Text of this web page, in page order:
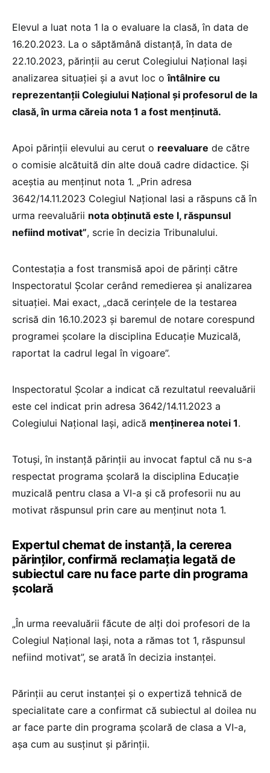
Elevul a luat nota 1 la o evaluare la clasă, în data de
16.20.2023. La o săptămână distanță, în data de
22.10.2023, părinții au cerut Colegiului Național Iași
analizarea situației și a avut loc oîntâlnire cu
reprezentanții Colegiului Național şi profesorul de la
clasă, în urma căreia nota 1 a fost menținută.
Apoi părinții elevului au cerut o reevaluare de către
o comisie alcătuită din alte două cadre didactice. Și
aceștia au menținut nota 1. „Prin adresa
3642/14.11.2023 Colegiul Național Iasi a răspuns că în
urma reevaluării nota obţinută este l, răspunsul
nefiind motivat”, scrie în decizia Tribunalului.
Contestația a fost transmisă apoi de părinți către
Inspectoratul Școlar cerând remedierea și analizarea
situației. Mai exact, „dacă cerințele de la testarea
scrisă din 16.10.2023 şi baremul de notare corespund
programei școlare la disciplina Educație Muzicală,
raportat la cadrul legal în vigoare”.
Inspectoratul Școlar a indicat că rezultatul reevaluării
este cel indicat prin adresa 3642/14.11.2023 a
Colegiului Național Iași, adică menținerea notei 1.
Totuși, în instanță părinții au invocat faptul că nu s-a
respectat programa școlară la disciplina Educație
muzicală pentru clasa a VI-a și că profesorii nu au
motivat răspunsul prin care au menținut nota 1.
Expertul chemat de instanță, la cererea
părinților, confirmă reclamația legată de
subiectul care nu face parte din programa
școlară
„În urma reevaluării făcute de alți doi profesori de la
Colegiul Național Iași, nota a rămas tot 1, răspunsul
nefiind motivat”, se arată în decizia instanței.
Părinții au cerut instanței și o expertiză tehnică de
specialitate care a confirmat că subiectul al doilea nu
ar face parte din programa școlară de clasa a VI-a,
așa cum au susținut și părinții.